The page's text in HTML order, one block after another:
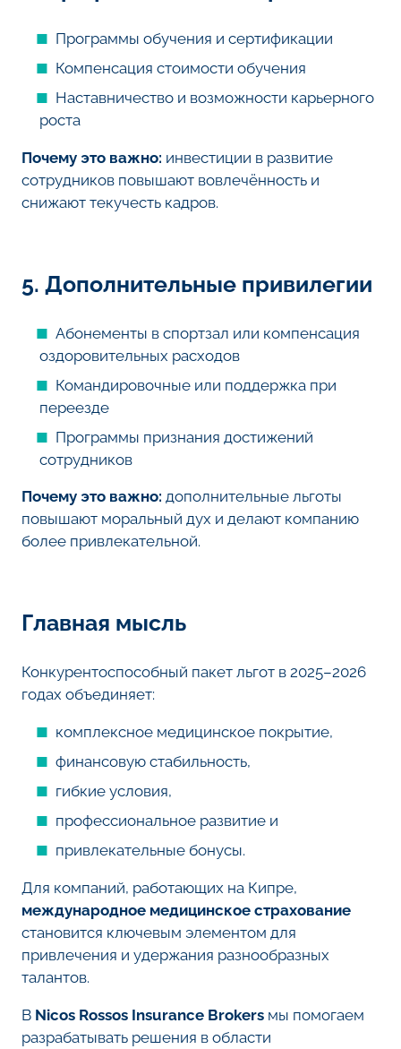
Программы обучения и сертификации
Компенсация стоимости обучения
Наставничество и возможности карьерного
роста
Почему это важно: инвестиции в развитие
сотрудников повышают вовлечённость и
снижают текучесть кадров.
5. Дополнительные привилегии
Абонементы в спортзал или компенсация
оздоровительных расходов
Командировочные или поддержка при
переезде
Программы признания достижений
сотрудников
Почему это важно: дополнительные льготы
повышают моральный дух и делают компанию
более привлекательной.
Главная мысль
Конкурентоспособный пакет льгот в 2025–2026
годах объединяет:
комплексное медицинское покрытие,
финансовую стабильность,
гибкие условия,
профессиональное развитие и
привлекательные бонусы.
Для компаний, работающих на Кипре,
международное медицинское страхование
становится ключевым элементом для
привлечения и удержания разнообразных
талантов.
В Nicos Rossos Insurance Brokers мы помогаем
разрабатывать решения в области